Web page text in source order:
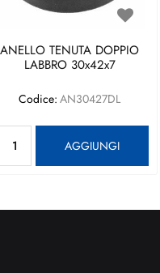
ANELLO TENUTA DOPPIO
LABBRO 30x42x7
Codice: AN30427DL
AGGIUNGI